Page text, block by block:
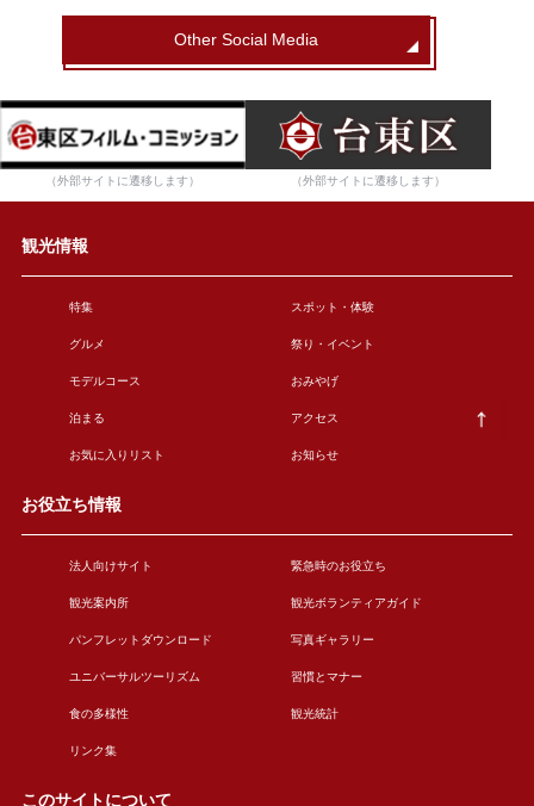
Other Social Media
（外部サイトに遷移します） （外部サイトに遷移します）
観光情報
特集 スポット・体験
グルメ 祭り・イベント
モデルコース おみやげ
泊まる アクセス
お気に入りリスト お知らせ
お役立ち情報
法人向けサイト 緊急時のお役立ち
観光案内所 観光ボランティアガイド
パンフレットダウンロード 写真ギャラリー
ユニバーサルツーリズム 習慣とマナー
食の多様性 観光統計
リンク集
このサイトについて